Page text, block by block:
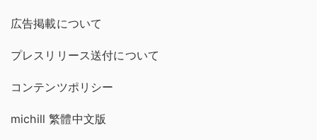
広告掲載について
プレスリリース送付について
コンテンツポリシー
michill 繁體中文版